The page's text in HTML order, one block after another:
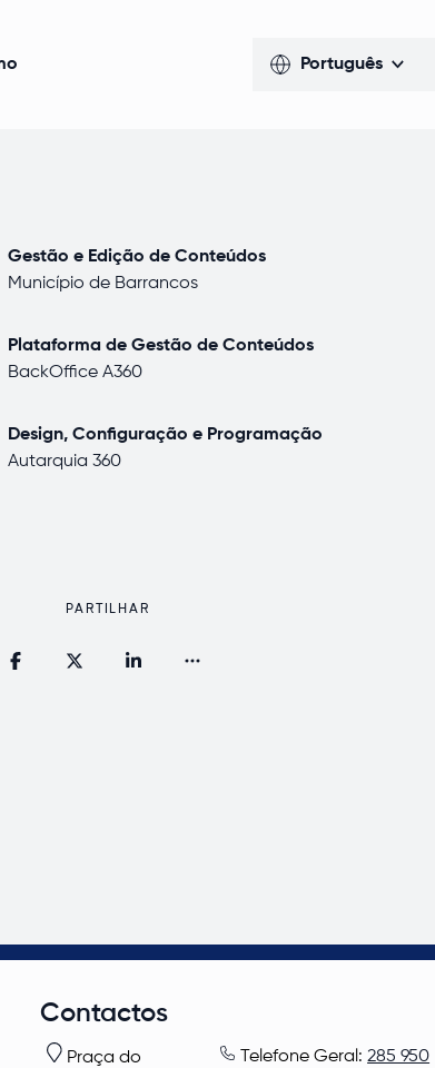
Português
Gestão e Edição de Conteúdos
Município de Barrancos
Plataforma de Gestão de Conteúdos
BackOffice A360
Design, Configuração e Programação
Autarquia 360
PARTILHAR
Contactos
Praça do
Telefone Geral:285 950